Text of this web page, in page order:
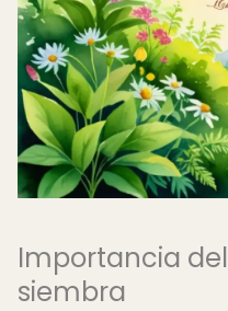
Importancia
siembra